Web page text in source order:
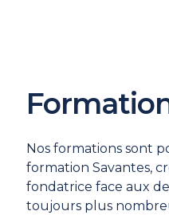
Nos formations sont
formation Savantes,
fondatrice face aux
toujours plus